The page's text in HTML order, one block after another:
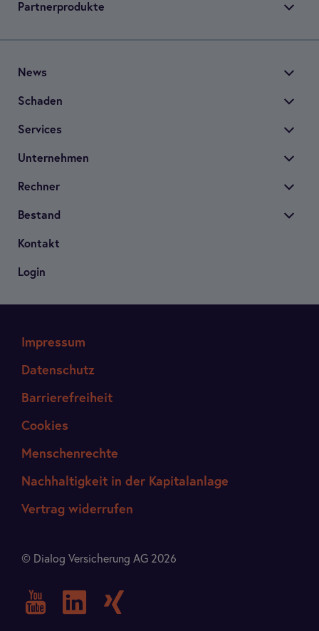
Part­ner­pro­dukte
News
Scha­den
Ser­vices
Unter­neh­men
Rech­ner
Bestand
Kon­takt
Login
Impressum
Datenschutz
Barrierefreiheit
Cookies
Menschenrechte
Nachhaltigkeit in der Kapitalanlage
Vertrag widerrufen
© Dialog Versicherung AG 2026